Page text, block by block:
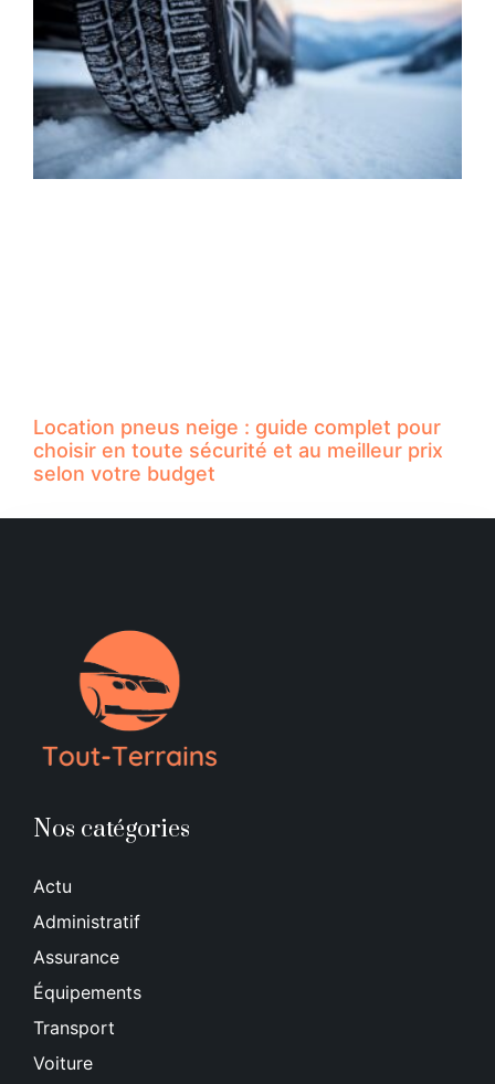
Location pneus neige : guide complet pour
choisir en toute sécurité et au meilleur prix
selon votre budget
Nos catégories
Actu
Administratif
Assurance
Équipements
Transport
Voiture